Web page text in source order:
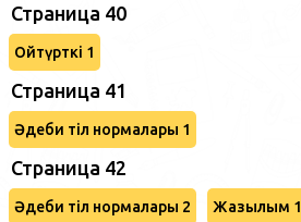
Страница 40
Ойтүрткі 1
Страница 41
Әдеби тіл нормалары 1
Страница 42
Әдеби тіл нормалары 2 Жазылым 1